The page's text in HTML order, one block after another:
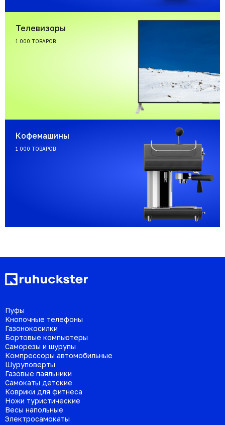
Телевизоры
1 000 ТОВАРОВ
Кофемашины
1 000 ТОВАРОВ
Пуфы
Кнопочные телефоны
Газонокосилки
Бортовые компьютеры
Саморезы и шурупы
Компрессоры автомобильные
Шуруповерты
Газовые паяльники
Самокаты детские
Коврики для фитнеса
Ножи туристические
Весы напольные
Электросамокаты